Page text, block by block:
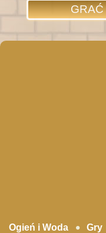
GRAĆ
Ogień i Woda Gry